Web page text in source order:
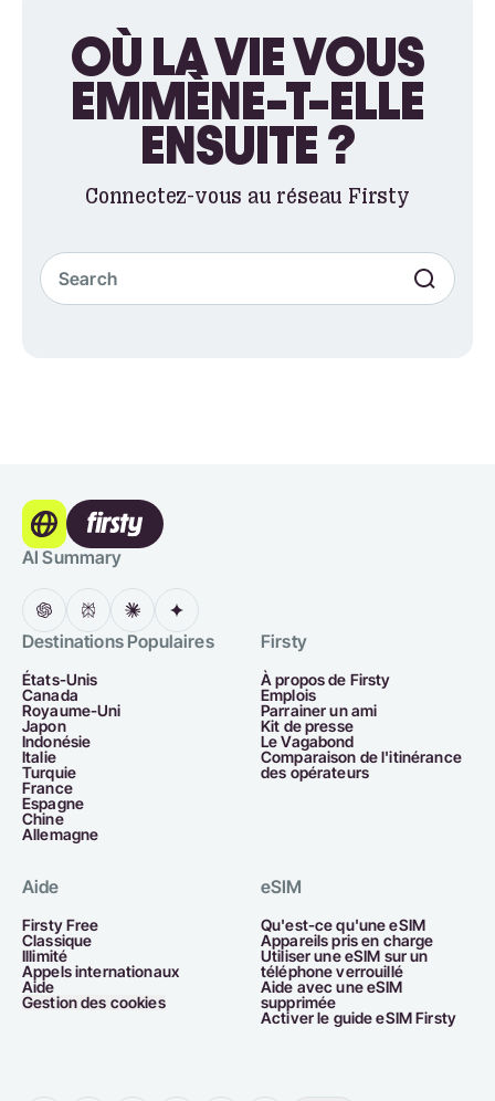
OÙ LA VIE VOUS
EMMÈNE-T-ELLE
ENSUITE ?
Connectez-vous au réseau Firsty
AI Summary
Destinations Populaires
États-Unis
Canada
Royaume-Uni
Japon
Indonésie
Italie
Turquie
France
Espagne
Chine
Allemagne
Firsty
À propos de Firsty
Emplois
Parrainer un ami
Kit de presse
Le Vagabond
Comparaison de l'itinérance
des opérateurs
Aide
Firsty Free
Classique
Illimité
Appels internationaux
Aide
Gestion des cookies
eSIM
Qu'est-ce qu'une eSIM
Appareils pris en charge
Utiliser une eSIM sur un
téléphone verrouillé
Aide avec une eSIM
supprimée
Activer le guide eSIM Firsty